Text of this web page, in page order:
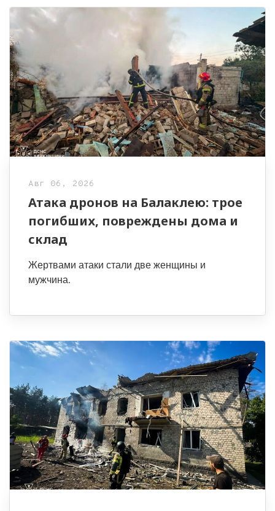
Авг 06, 2026
Атака дронов на Балаклею: трое
погибших, повреждены дома и
склад
Жертвами атаки стали две женщины и
мужчина.